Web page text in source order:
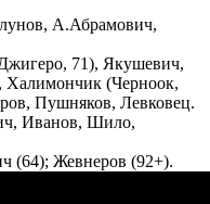
А.Абрамович,
71), Якушевич,
(Черноок,
Пушняков, Левковец.
Иванов, Шило,
(64); Жевнеров (92+).